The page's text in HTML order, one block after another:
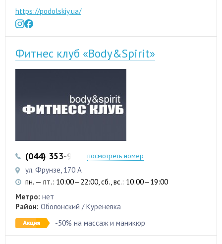
https://podolskiy.ua/
Фитнес клуб «Body&Spirit»
(044) 353-95-40 (093) 840-82-38
посмотреть номер
ул. Фрунзе, 170 А
пн. — пт.: 10:00—22:00, сб., вс.: 10:00—19:00
Метро: нет
Район: Оболонский / Куреневка
-50% на массаж и маникюр